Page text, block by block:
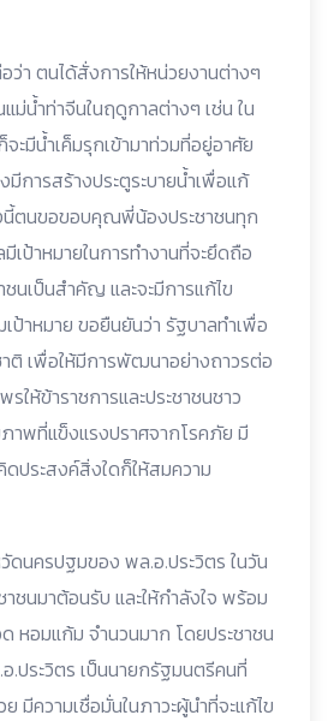
ว่า ตนได้สั่งการให้หน่วยงานต่างๆ
น้ำท่าจีนในฤดูกาลต่างๆ เช่น ใน
ะมีน้ำเค็มรุกเข้ามาท่วมที่อยู่อาศัย
มีการสร้างประตูระบายน้ำเพื่อแก้
ตนขอขอบคุณพี่น้องประชาชนทุก
เป้าหมายในการทำงานที่จะยึดถือ
นเป็นสำคัญ และจะมีการแก้ไข
ป้าหมาย ขอยืนยันว่า รัฐบาลทำเพื่อ
าติ เพื่อให้มีการพัฒนาอย่างถาวรต่อ
ให้ข้าราชการและประชาชนชาว
าพที่แข็งแรงปราศจากโรคภัย มี
ประสงค์สิ่งใดก็ให้สมความ
นครปฐมของ พล.อ.ประวิตร ในวัน
าชนมาต้อนรับ และให้กำลังใจ พร้อม
หอมแก้ม จำนวนมาก โดยประชาชน
.ประวิตร เป็นนายกรัฐมนตรีคนที่
มีความเชื่อมั่นในภาวะผู้นำที่จะแก้ไข